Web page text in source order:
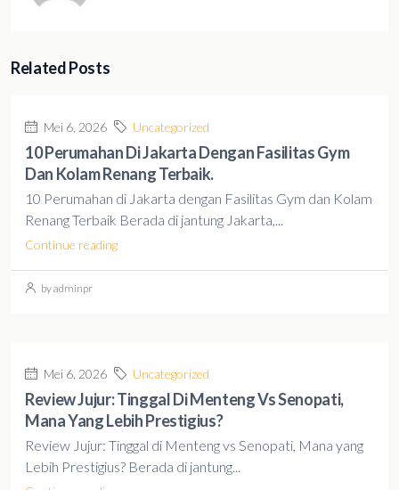
Related Posts
Mei 6, 2026 Uncategorized
10 Perumahan Di Jakarta Dengan Fasilitas Gym
Dan Kolam Renang Terbaik.
10 Perumahan di Jakarta dengan Fasilitas Gym dan Kolam
Renang Terbaik Berada di jantung Jakarta,...
Continue reading
by adminpr
Mei 6, 2026 Uncategorized
Review Jujur: Tinggal Di Menteng Vs Senopati,
Mana Yang Lebih Prestigius?
Review Jujur: Tinggal di Menteng vs Senopati, Mana yang
Lebih Prestigius? Berada di jantung...